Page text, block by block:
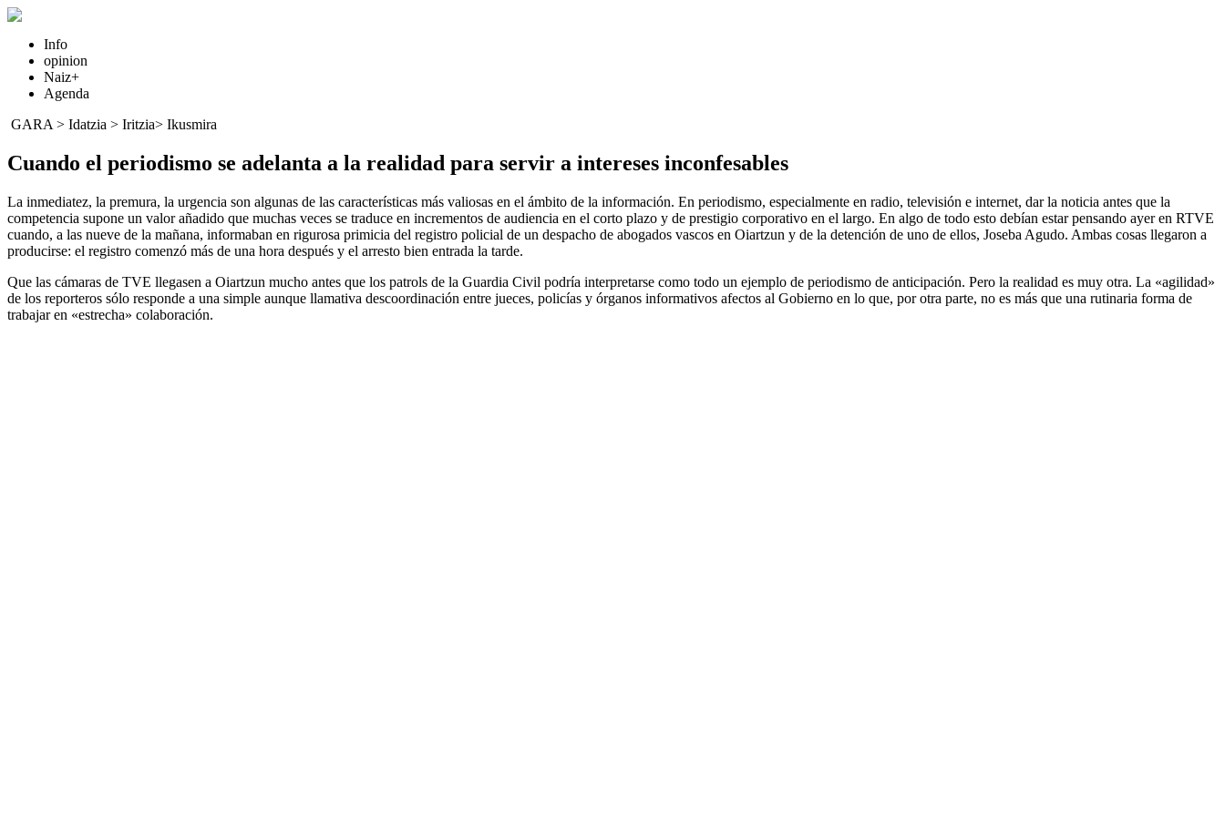
Info
opinion
Naiz+
Agenda
GARA > Idatzia > Iritzia> Ikusmira
Cuando el periodismo se adelanta a la realidad para servir a intereses inconfesables
La inmediatez, la premura, la urgencia son algunas de las características más valiosas en el ámbito de la información. En periodismo, especialmente en radio, televisión e internet, dar la noticia antes que la
competencia supone un valor añadido que muchas veces se traduce en incrementos de audiencia en el corto plazo y de prestigio corporativo en el largo. En algo de todo esto debían estar pensando ayer en RTVE
cuando, a las nueve de la mañana, informaban en rigurosa primicia del registro policial de un despacho de abogados vascos en Oiartzun y de la detención de uno de ellos, Joseba Agudo. Ambas cosas llegaron a
producirse: el registro comenzó más de una hora después y el arresto bien entrada la tarde.
Que las cámaras de TVE llegasen a Oiartzun mucho antes que los patrols de la Guardia Civil podría interpretarse como todo un ejemplo de periodismo de anticipación. Pero la realidad es muy otra. La «agilidad»
de los reporteros sólo responde a una simple aunque llamativa descoordinación entre jueces, policías y órganos informativos afectos al Gobierno en lo que, por otra parte, no es más que una rutinaria forma de
trabajar en «estrecha» colaboración.